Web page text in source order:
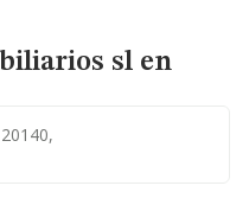
sl en